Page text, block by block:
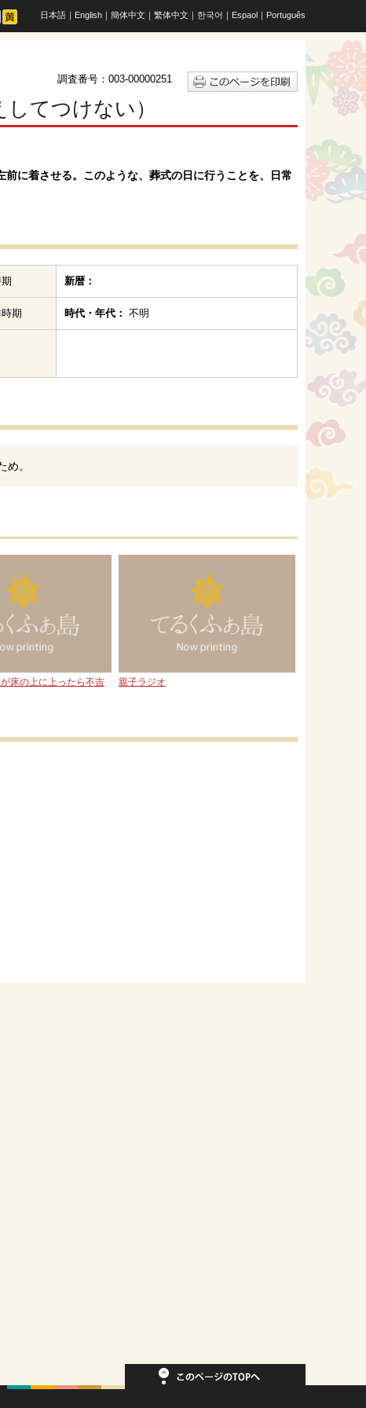
日本語 ｜ English ｜ 簡体中文 ｜ 繁体中文 ｜ 한국어 ｜ Espaol ｜ Português
調査番号：003-00000251
てつけない）
に着させる。このような、葬式の日に行うことを、日常
新暦：
期 時代・年代： 不明
。
床の上に上ったら不吉 親子ラジオ